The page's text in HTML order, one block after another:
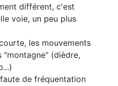
différent, c'est
voie, un peu plus
les mouvements
(dièdre,
de fréquentation